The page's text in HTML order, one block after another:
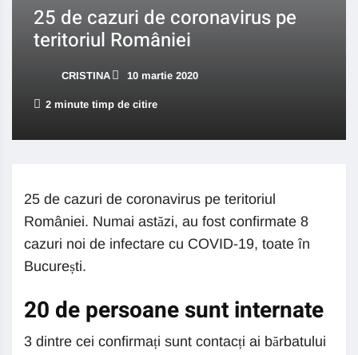
25 de cazuri de coronavirus pe
teritoriul României
CRISTINA 10 martie 2020
2 minute timp de citire
25 de cazuri de coronavirus pe teritoriul
României. Numai astăzi, au fost confirmate 8
cazuri noi de infectare cu COVID-19, toate în
București.
20 de persoane sunt internate
3 dintre cei confirmați sunt contacți ai bărbatului